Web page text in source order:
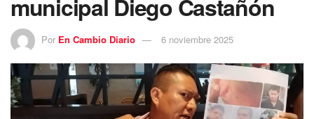
municipal Diego Castañón
Por En Cambio Diario 6 noviembre 2025